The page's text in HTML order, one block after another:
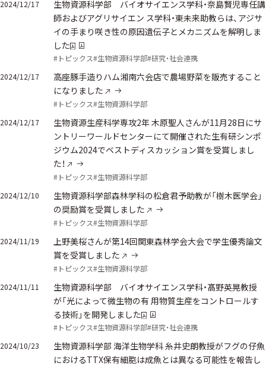
2024/12/17
生物資源科学部 バイオサイエンス学科・奈島賢児専任講
師およびアグリサイエン ス学科・東未来助教らは、アジサ
イの手まり咲き性の原因遺伝子とメカニズムを解明しま
した
#トピックス#生物資源科学部#研究・社会連携
2024/12/17
高座豚手造りハム湘南六会店で農場野菜を販売すること
になりました
#トピックス#生物資源科学部
2024/12/17
生物資源生産科学専攻2年 木原聖人さんが11月28日にサ
ントリーワールドセンターにて開催された生有研シンポ
ジウム2024でベストディスカッション賞を受賞しまし
た！
#トピックス#生物資源科学部
2024/12/10
生物資源科学部森林学科の松倉君予助教が「樹木医学会」
の奨励賞を受賞しました
#トピックス#生物資源科学部
2024/11/19
上野美桜さんが第14回関東森林学会大会で学生優秀論文
賞を受賞しました
#トピックス#生物資源科学部
2024/11/11
生物資源科学部 バイオサイエンス学科・髙野英晃教授
が「光によって微生物の有 用物質生産をコントロールす
る技術」を開発しました
#トピックス#生物資源科学部#研究・社会連携
2024/10/23
生物資源科学部 海洋生物学科 糸井史朗教授がフグの仔魚
におけるTTX保有細胞は成魚とは異なる可能性を報告し